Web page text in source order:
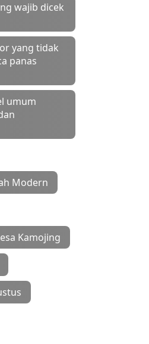
wajib dicek
yang tidak
panas
umum
Modern
Kamojing